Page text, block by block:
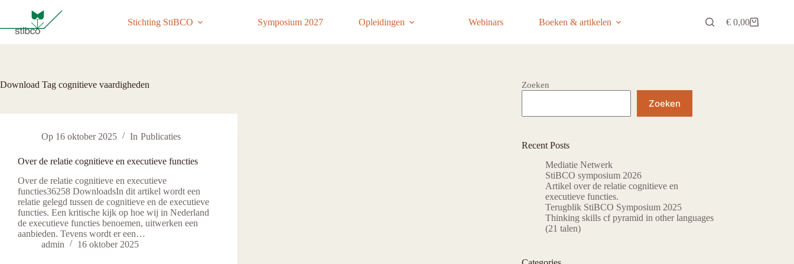
de
inhoud
Stichting StiBCO Symposium 2027 Opleidingen Webinars Boeken & artikelen Winkelwagen
€ 0,00
Download Tag cognitieve vaardigheden
Op 16 oktober 2025 In Publicaties
Over de relatie cognitieve en executieve functies
Over de relatie cognitieve en executieve
functies36258 DownloadsIn dit artikel wordt een
relatie gelegd tussen de cognitieve en de executieve
functies. Een kritische kijk op hoe wij in Nederland
de executieve functies benoemen, uitwerken een
aanbieden. Tevens wordt er een…
admin
16 oktober 2025
Zoeken
Zoeken
Recent Posts
Mediatie Netwerk
StiBCO symposium 2026
Artikel over de relatie cognitieve en
executieve functies.
Terugblik StiBCO Symposium 2025
Thinking skills cf pyramid in other languages
(21 talen)